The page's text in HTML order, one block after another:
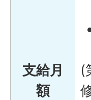
支給月
額
(